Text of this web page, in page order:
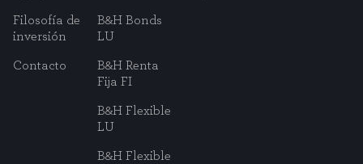
Filosofía de
inversión
Contacto
B&H Bonds
LU
B&H Renta
Fija FI
B&H Flexible
LU
B&H Flexible